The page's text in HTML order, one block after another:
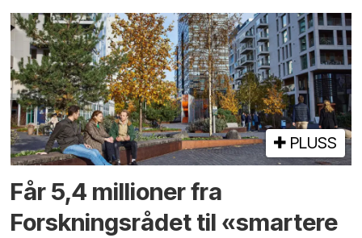
PLUSS
Får 5,4 millioner fra
Forskningsrådet til «smartere